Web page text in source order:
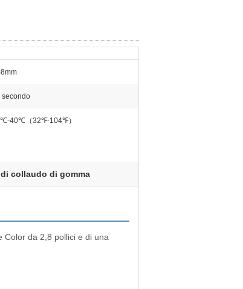
secondo
40℃（32℉-104℉）
collaudo di gomma
Color da 2,8 pollici e di una